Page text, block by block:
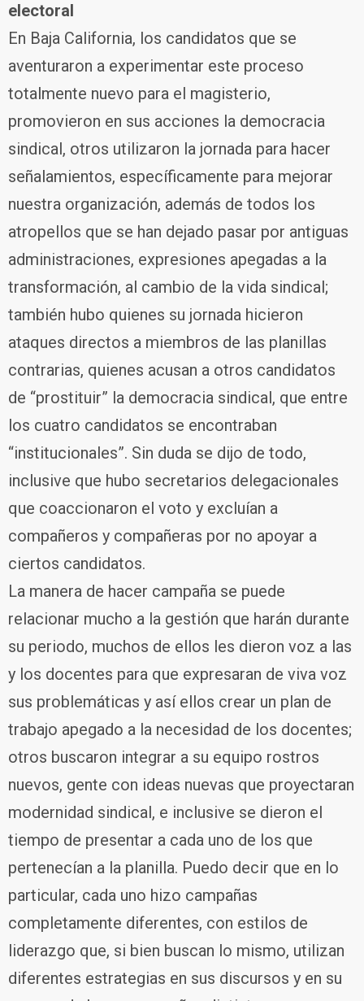
electoral
En Baja California, los candidatos que se
aventuraron a experimentar este proceso
totalmente nuevo para el magisterio,
promovieron en sus acciones la democracia
sindical, otros utilizaron la jornada para hacer
señalamientos, específicamente para mejorar
nuestra organización, además de todos los
atropellos que se han dejado pasar por antiguas
administraciones, expresiones apegadas a la
transformación, al cambio de la vida sindical;
también hubo quienes su jornada hicieron
ataques directos a miembros de las planillas
contrarias, quienes acusan a otros candidatos
de “prostituir” la democracia sindical, que entre
los cuatro candidatos se encontraban
“institucionales”. Sin duda se dijo de todo,
inclusive que hubo secretarios delegacionales
que coaccionaron el voto y excluían a
compañeros y compañeras por no apoyar a
ciertos candidatos.
La manera de hacer campaña se puede
relacionar mucho a la gestión que harán durante
su periodo, muchos de ellos les dieron voz a las
y los docentes para que expresaran de viva voz
sus problemáticas y así ellos crear un plan de
trabajo apegado a la necesidad de los docentes;
otros buscaron integrar a su equipo rostros
nuevos, gente con ideas nuevas que proyectaran
modernidad sindical, e inclusive se dieron el
tiempo de presentar a cada uno de los que
pertenecían a la planilla. Puedo decir que en lo
particular, cada uno hizo campañas
completamente diferentes, con estilos de
liderazgo que, si bien buscan lo mismo, utilizan
diferentes estrategias en sus discursos y en su